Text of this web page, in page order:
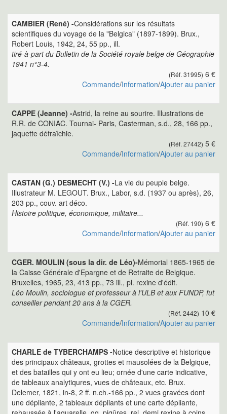
CAMBIER (René) -Considérations sur les résultats
scientifiques du voyage de la "Belgica" (1897-1899). Brux.,
Robert Louis, 1942, 24, 55 pp., ill.
tiré-à-part du Bulletin de la Société royale belge de Géographie
1941 n°3-4.
(Réf. 31995) 6 €
Commande/Information/Ajouter au panier
CAPPE (Jeanne) -Astrid, la reine au sourire. Illustrations de
R.R. de CONIAC. Tournai- Paris, Casterman, s.d., 28, 166 pp.,
jaquette défraîchie.
(Réf. 27442) 5 €
Commande/Information/Ajouter au panier
CASTAN (G.) DESMECHT (V.) -La vie du peuple belge.
Illustrateur M. LEGOUT. Brux., Labor, s.d. (1937 ou après), 26,
203 pp., couv. art déco.
Histoire politique, économique, militaire...
(Réf. 190) 6 €
Commande/Information/Ajouter au panier
CGER. MOULIN (sous la dir. de Léo)-Mémorial 1865-1965 de
la Caisse Générale d'Epargne et de Retraite de Belgique.
Bruxelles, 1965, 23, 413 pp., 73 ill., pl. rexine d'édit.
Léo Moulin, sociologue et professeur à l'ULB et aux FUNDP, fut
conseiller pendant 20 ans à la CGER.
(Réf. 2442) 10 €
Commande/Information/Ajouter au panier
CHARLE de TYBERCHAMPS -Notice descriptive et historique
des principaux châteaux, grottes et mausolées de la Belgique,
et des batailles qui y ont eu lieu; ornée d'une carte indicative,
de tableaux analytiqures, vues de châteaux, etc. Brux.
Delemer, 1821, in-8, 2 ff. n.ch.-166 pp., 2 vues gravées dont
une dépliante, 2 tableaux dépliants et une carte dépliante,